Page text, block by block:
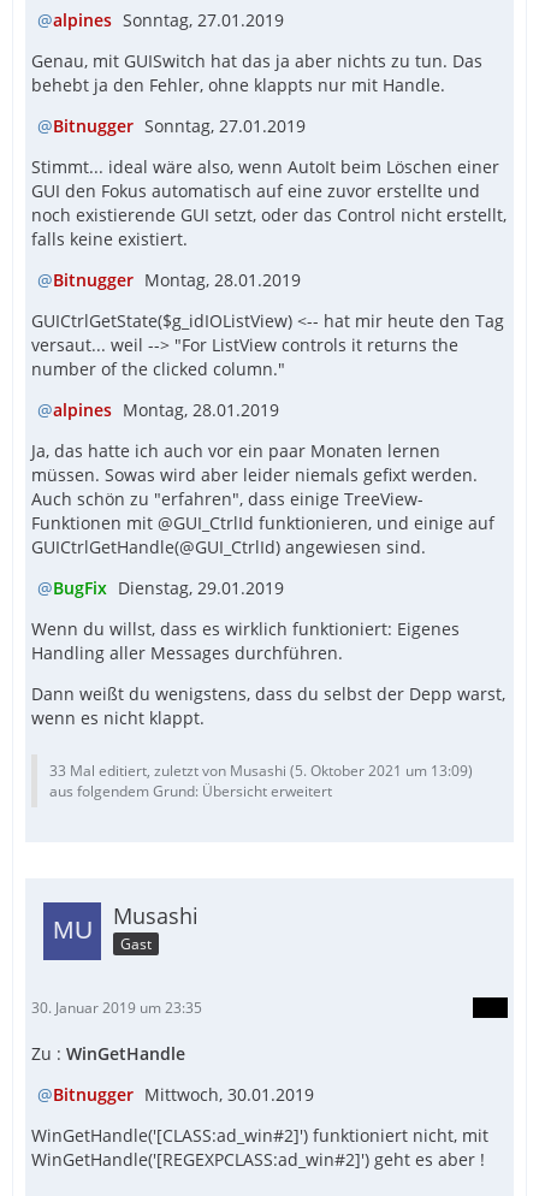
alpines Sonntag, 27.01.2019
Genau, mit GUISwitch hat das ja aber nichts zu tun. Das
behebt ja den Fehler, ohne klappts nur mit Handle.
Bitnugger Sonntag, 27.01.2019
Stimmt... ideal wäre also, wenn AutoIt beim Löschen einer
GUI den Fokus automatisch auf eine zuvor erstellte und
noch existierende GUI setzt, oder das Control nicht erstellt,
falls keine existiert.
Bitnugger Montag, 28.01.2019
GUICtrlGetState($g_idIOListView) <-- hat mir heute den Tag
versaut... weil --> "For ListView controls it returns the
number of the clicked column."
alpines Montag, 28.01.2019
Ja, das hatte ich auch vor ein paar Monaten lernen
müssen. Sowas wird aber leider niemals gefixt werden.
Auch schön zu "erfahren", dass einige TreeView-
Funktionen mit @GUI_CtrlId funktionieren, und einige auf
GUICtrlGetHandle(@GUI_CtrlId) angewiesen sind.
BugFix Dienstag, 29.01.2019
Wenn du willst, dass es wirklich funktioniert: Eigenes
Handling aller Messages durchführen.
Dann weißt du wenigstens, dass du selbst der Depp warst,
wenn es nicht klappt.
33 Mal editiert, zuletzt von Musashi (5. Oktober 2021 um 13:09)
aus folgendem Grund: Übersicht erweitert
Musashi
Gast
30. Januar 2019 um 23:35
Zu : WinGetHandle
Bitnugger Mittwoch, 30.01.2019
WinGetHandle('[CLASS:ad_win#2]') funktioniert nicht, mit
WinGetHandle('[REGEXPCLASS:ad_win#2]') geht es aber !